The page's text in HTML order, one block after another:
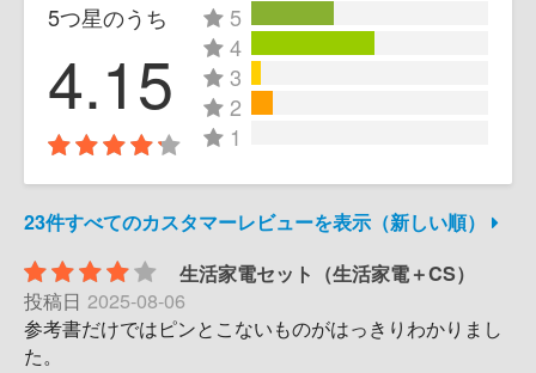
5つ星のうち
4.15
5
4
3
2
1
23件すべてのカスタマーレビューを表示（新しい順）
生活家電セット（生活家電＋CS）
投稿日 2025-08-06
参考書だけではピンとこないものがはっきりわかりまし
た。